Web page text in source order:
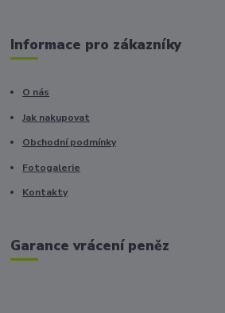
Informace pro zákazníky
O nás
Jak nakupovat
Obchodní podmínky
Fotogalerie
Kontakty
Garance vrácení peněz